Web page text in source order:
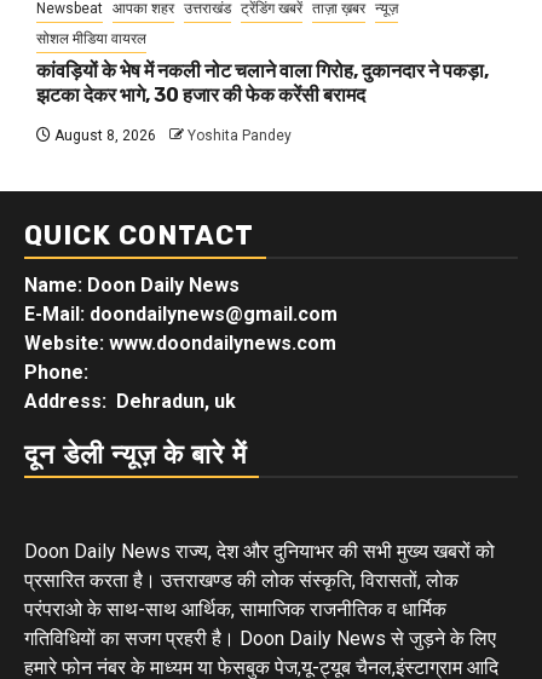
Newsbeat आपका शहर उत्तराखंड ट्रेंडिंग खबरें ताज़ा ख़बर न्यूज़
सोशल मीडिया वायरल
कांवड़ियों के भेष में नकली नोट चलाने वाला गिरोह, दुकानदार ने पकड़ा,
झटका देकर भागे, 30 हजार की फेक करेंसी बरामद
August 8, 2026 Yoshita Pandey
QUICK CONTACT
Name: Doon Daily News
E-Mail: doondailynews@gmail.com
Website: www.doondailynews.com
Phone:
Address: Dehradun, uk
दून डेली न्यूज़ के बारे में
Doon Daily News राज्य, देश और दुनियाभर की सभी मुख्य खबरों को
प्रसारित करता है। उत्तराखण्ड की लोक संस्कृति, विरासतों, लोक
परंपराओ के साथ-साथ आर्थिक, सामाजिक राजनीतिक व धार्मिक
गतिविधियों का सजग प्रहरी है। Doon Daily News से जुड़ने के लिए
हमारे फोन नंबर के माध्यम या फेसबुक पेज,यू-ट्यूब चैनल,इंस्टाग्राम आदि